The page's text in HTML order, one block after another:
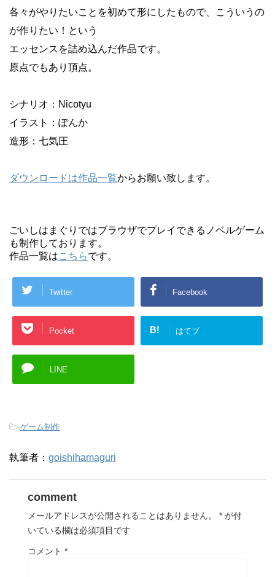
各々がやりたいことを初めて形にしたもので、こういうの
が作りたい！という
エッセンスを詰め込んだ作品です。
原点でもあり頂点。
シナリオ：Nicotyu
イラスト：ぽんか
造形：七気圧
ダウンロードは作品一覧からお願い致します。
ごいしはまぐりではブラウザでプレイできるノベルゲーム
も制作しております。
作品一覧はこちらです。
Twitter Facebook
Pocket B! はてブ
LINE
-ゲーム制作
執筆者： goishihamaguri
comment
メールアドレスが公開されることはありません。 * が付
いている欄は必須項目です
コメント *